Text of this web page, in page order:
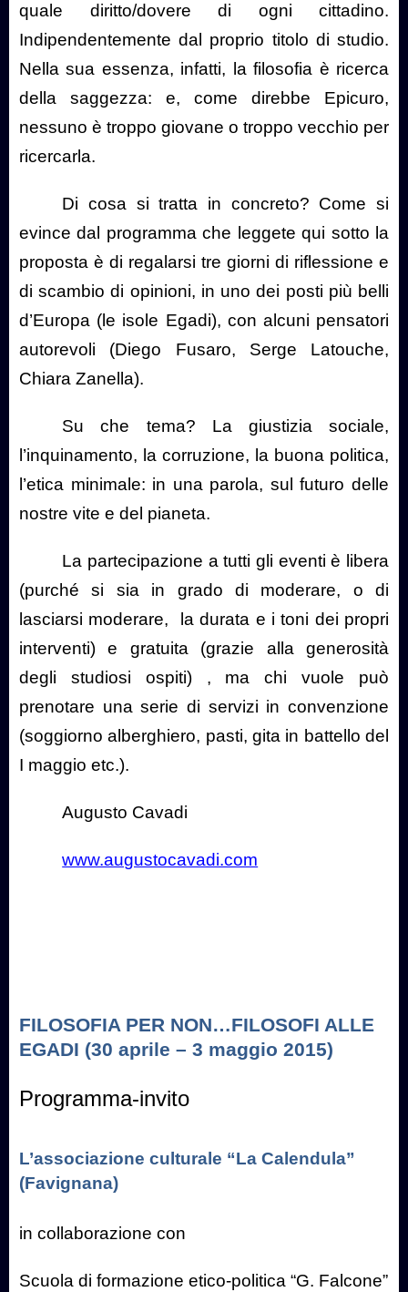
quale diritto/dovere di ogni cittadino.
Indipendentemente dal proprio titolo di studio.
Nella sua essenza, infatti, la filosofia è ricerca
della saggezza: e, come direbbe Epicuro,
nessuno è troppo giovane o troppo vecchio per
ricercarla.
Di cosa si tratta in concreto? Come si
evince dal programma che leggete qui sotto la
proposta è di regalarsi tre giorni di riflessione e
di scambio di opinioni, in uno dei posti più belli
d’Europa (le isole Egadi), con alcuni pensatori
autorevoli (Diego Fusaro, Serge Latouche,
Chiara Zanella).
Su che tema? La giustizia sociale,
l’inquinamento, la corruzione, la buona politica,
l’etica minimale: in una parola, sul futuro delle
nostre vite e del pianeta.
La partecipazione a tutti gli eventi è libera
(purché si sia in grado di moderare, o di
lasciarsi moderare,
la durata e i toni dei propri
interventi) e gratuita (grazie alla generosità
degli studiosi ospiti) , ma chi vuole può
prenotare una serie di servizi in convenzione
(soggiorno alberghiero, pasti, gita in battello del
I maggio etc.).
Augusto Cavadi
www.augustocavadi.com
FILOSOFIA PER NON…FILOSOFI ALLE
EGADI (30 aprile – 3 maggio 2015)
Programma-invito
L’associazione culturale “La Calendula”
(Favignana)
in collaborazione con
Scuola di formazione etico-politica “G. Falcone”